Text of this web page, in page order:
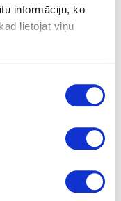
informāciju, ko
lietojat viņu
18-050003